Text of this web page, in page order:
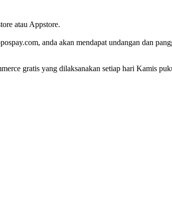
atau Appstore.
anda akan mendapat undangan dan
gratis yang dilaksanakan setiap hari Kamis